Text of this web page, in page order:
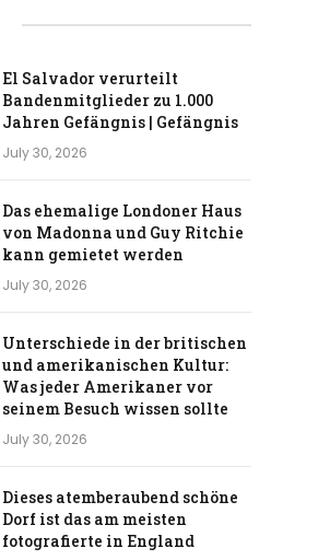
El Salvador verurteilt
Bandenmitglieder zu 1.000
Jahren Gefängnis | Gefängnis
July 30, 2026
Das ehemalige Londoner Haus
von Madonna und Guy Ritchie
kann gemietet werden
July 30, 2026
Unterschiede in der britischen
und amerikanischen Kultur:
Was jeder Amerikaner vor
seinem Besuch wissen sollte
July 30, 2026
Dieses atemberaubend schöne
Dorf ist das am meisten
fotografierte in England